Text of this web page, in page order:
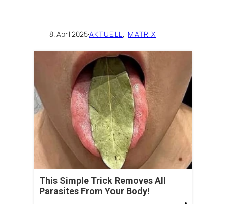
8. April 2025·AKTUELL , MATRIX
This Simple Trick Removes All
Parasites From Your Body!